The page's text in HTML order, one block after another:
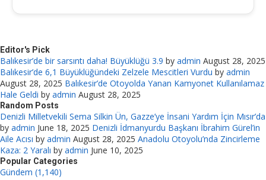
Editor's Pick
Balıkesir’de bir sarsıntı daha! Büyüklüğü 3.9 by admin August 28, 2025
Balıkesir’de 6,1 Büyüklüğündeki Zelzele Mescitleri Vurdu by admin
August 28, 2025 Balıkesir’de Otoyolda Yanan Kamyonet Kullanılamaz
Hale Geldi by admin August 28, 2025
Random Posts
Denizli Milletvekili Sema Silkin Ün, Gazze’ye İnsani Yardım İçin Mısır’da
by admin June 18, 2025 Denizli İdmanyurdu Başkanı İbrahim Gürel’in
Aile Acısı by admin August 28, 2025 Anadolu Otoyolu’nda Zincirleme
Kaza: 2 Yaralı by admin June 10, 2025
Popular Categories
Gündem (1,140)